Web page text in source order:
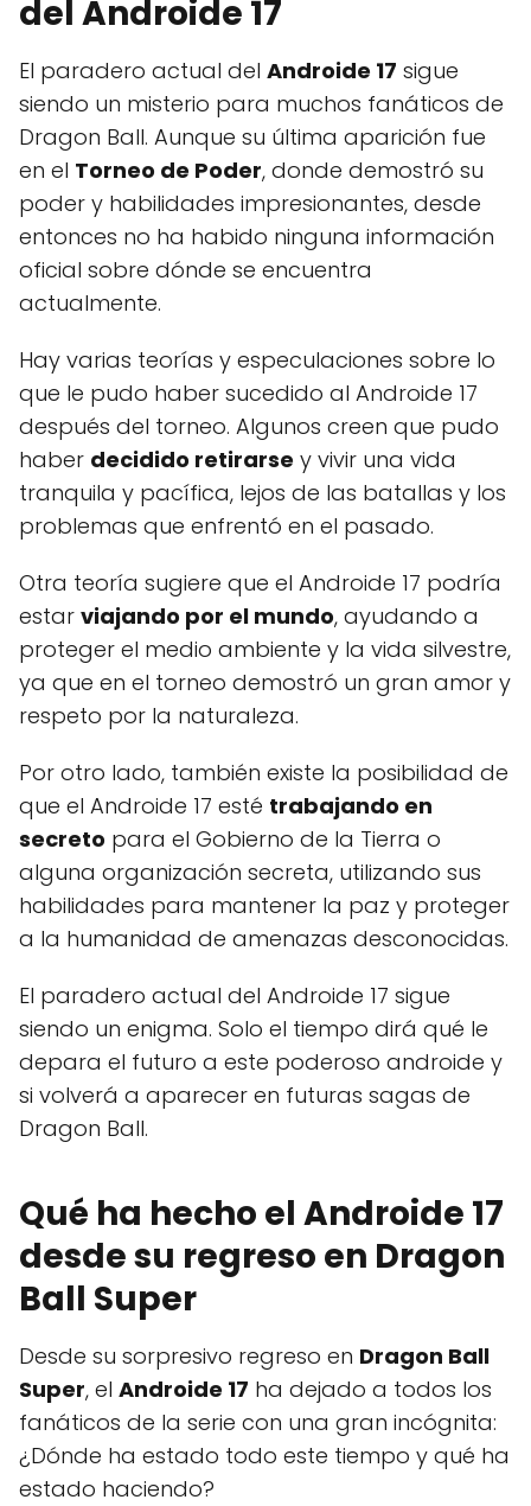
del Androide 17
El paradero actual del Androide 17 sigue
siendo un misterio para muchos fanáticos de
Dragon Ball. Aunque su última aparición fue
en el Torneo de Poder, donde demostró su
poder y habilidades impresionantes, desde
entonces no ha habido ninguna información
oficial sobre dónde se encuentra
actualmente.
Hay varias teorías y especulaciones sobre lo
que le pudo haber sucedido al Androide 17
después del torneo. Algunos creen que pudo
haber decidido retirarse y vivir una vida
tranquila y pacífica, lejos de las batallas y los
problemas que enfrentó en el pasado.
Otra teoría sugiere que el Androide 17 podría
estar viajando por el mundo, ayudando a
proteger el medio ambiente y la vida silvestre,
ya que en el torneo demostró un gran amor y
respeto por la naturaleza.
Por otro lado, también existe la posibilidad de
que el Androide 17 esté trabajando en
secreto para el Gobierno de la Tierra o
alguna organización secreta, utilizando sus
habilidades para mantener la paz y proteger
a la humanidad de amenazas desconocidas.
El paradero actual del Androide 17 sigue
siendo un enigma. Solo el tiempo dirá qué le
depara el futuro a este poderoso androide y
si volverá a aparecer en futuras sagas de
Dragon Ball.
Qué ha hecho el Androide 17
desde su regreso en Dragon
Ball Super
Desde su sorpresivo regreso en Dragon Ball
Super, el Androide 17 ha dejado a todos los
fanáticos de la serie con una gran incógnita:
¿Dónde ha estado todo este tiempo y qué ha
estado haciendo?